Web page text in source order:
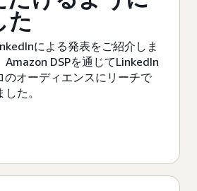
た
による発表をご紹介しま
Amazon DSPを通じてLinkedIn
のオーディエンスにリーチで
た。